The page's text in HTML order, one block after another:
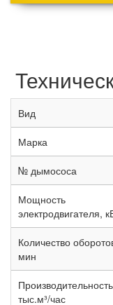
Вид
Марка
№ дымососа
Мощность
электродвигателя,
Количество
мин
тыс.м³/час